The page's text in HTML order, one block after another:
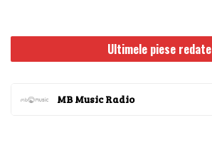
Ultimele piese redate
MB Music Radio